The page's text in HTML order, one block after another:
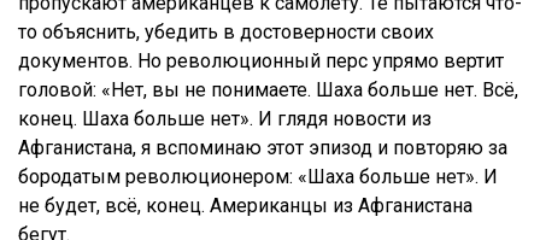
то объяснить, убедить в достоверности своих
документов. Но революционный перс упрямо вертит
головой: «Нет, вы не понимаете. Шаха больше нет. Всё,
конец. Шаха больше нет». И глядя новости из
Афганистана, я вспоминаю этот эпизод и повторяю за
бородатым революционером: «Шаха больше нет». И
не будет, всё, конец. Американцы из Афганистана
бегут.